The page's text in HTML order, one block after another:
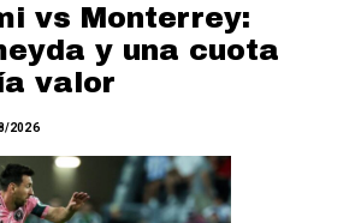
vs Monterrey:
y una cuota
valor
2026